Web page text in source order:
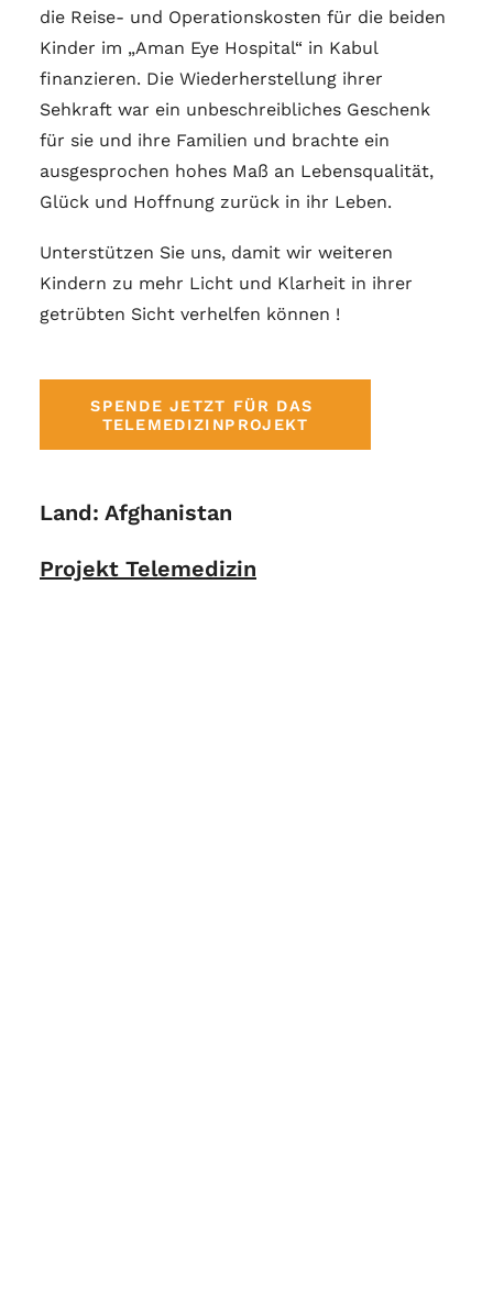
die Reise- und Operationskosten für die beiden
Kinder im „Aman Eye Hospital“ in Kabul
finanzieren. Die Wiederherstellung ihrer
Sehkraft war ein unbeschreibliches Geschenk
für sie und ihre Familien und brachte ein
ausgesprochen hohes Maß an Lebensqualität,
Glück und Hoffnung zurück in ihr Leben.
Unterstützen Sie uns, damit wir weiteren
Kindern zu mehr Licht und Klarheit in ihrer
getrübten Sicht verhelfen können !
SPENDE JETZT FÜR DAS
TELEMEDIZINPROJEKT
Land: Afghanistan
Projekt Telemedizin